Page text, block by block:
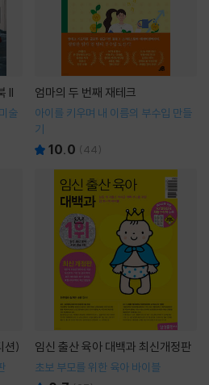
II
술
엄마의 두 번째 재테크
아이를 키우며 내 이름의 부수입 만들
기
10.0 (44)
션) 임신 출산 육아 대백과 최신개정판
초보 부모를 위한 육아 바이블